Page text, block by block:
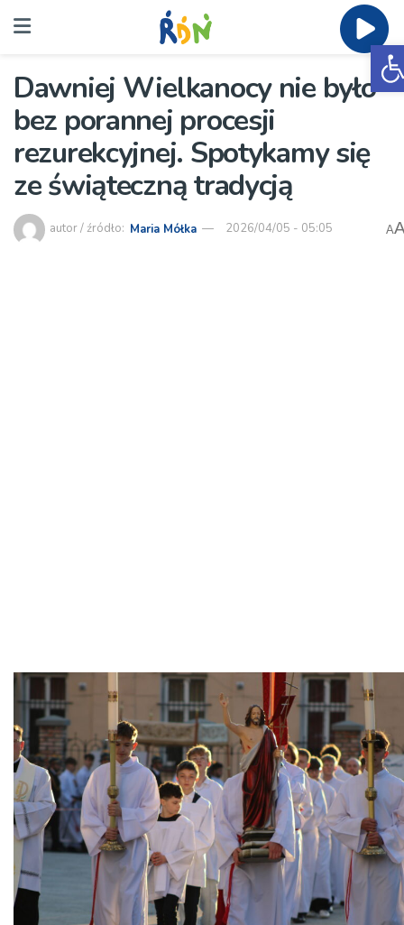
Dawniej Wielkanocy nie było
bez porannej procesji
rezurekcyjnej. Spotykamy się
ze świąteczną tradycją
autor / źródło: Maria Mółka 2026/04/05 - 05:05 A